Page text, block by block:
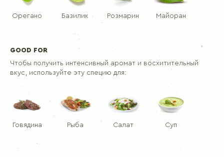
Орегано Базилик Розмарин Майоран
GOOD FOR
Чтобы получить интенсивный аромат и восхитительный
вкус, используйте эту специю для:
Говядина Рыба Салат Суп